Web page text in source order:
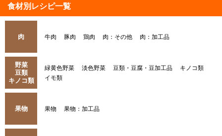
食材別レシピ一覧
肉 牛肉 豚肉 鶏肉 肉：その他 肉：加工品
野菜
豆類
キノコ類
緑黄色野菜 淡色野菜 豆類・豆腐・豆加工品
キノコ類
イモ類
果物 果物 果物：加工品